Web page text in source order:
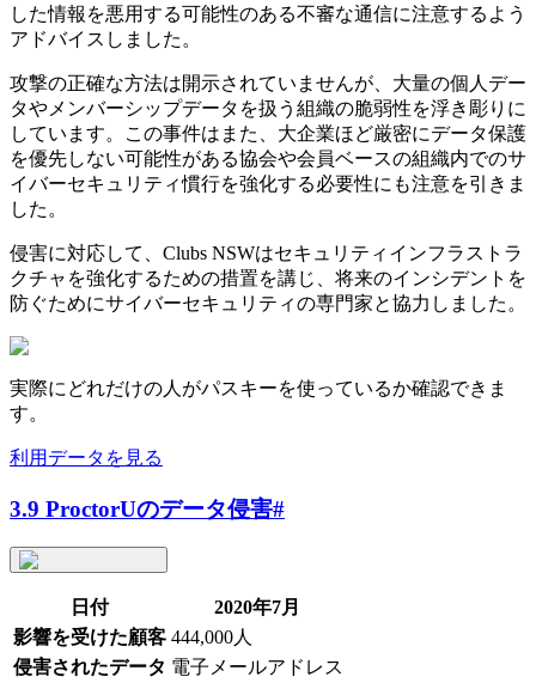
した情報を悪用する可能性のある不審な通信に注意するよう
アドバイスしました。
攻撃の正確な方法は開示されていませんが、大量の個人デー
タやメンバーシップデータを扱う組織の脆弱性を浮き彫りに
しています。この事件はまた、大企業ほど厳密にデータ保護
を優先しない可能性がある協会や会員ベースの組織内でのサ
イバーセキュリティ慣行を強化する必要性にも注意を引きま
した。
侵害に対応して、Clubs NSWはセキュリティインフラストラ
クチャを強化するための措置を講じ、将来のインシデントを
防ぐためにサイバーセキュリティの専門家と協力しました。
実際にどれだけの人がパスキーを使っているか確認できま
す。
利用データを見る
3.9 ProctorUのデータ侵害#
日付
2020年7月
影響を受けた顧客 444,000人
侵害されたデータ 電子メールアドレス